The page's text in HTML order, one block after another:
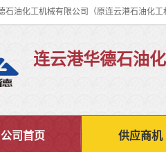
连云港华德石油
公司首页 供应商机